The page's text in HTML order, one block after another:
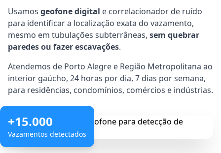
Usamos geofone digital e correlacionador de ruído
para identificar a localização exata do vazamento,
mesmo em tubulações subterrâneas, sem quebrar
paredes ou fazer escavações.
Atendemos de Porto Alegre e Região Metropolitana ao
interior gaúcho, 24 horas por dia, 7 dias por semana,
para residências, condomínios, comércios e indústrias.
+15.000
Vazamentos detectados